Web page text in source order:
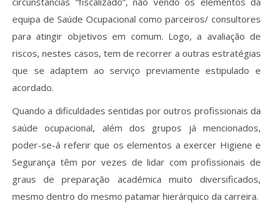
equipa de Saúde Ocupacional como parceiros/ consultores
para atingir objetivos em comum. Logo, a avaliação de
riscos, nestes casos, tem de recorrer a outras estratégias
que se adaptem ao serviço previamente estipulado e
acordado.
Quando a dificuldades sentidas por outros profissionais da
saúde ocupacional, além dos grupos já mencionados,
poder-se-á referir que os elementos a exercer Higiene e
Segurança têm por vezes de lidar com profissionais de
graus de preparação académica muito diversificados,
mesmo dentro do mesmo patamar hierárquico da carreira.